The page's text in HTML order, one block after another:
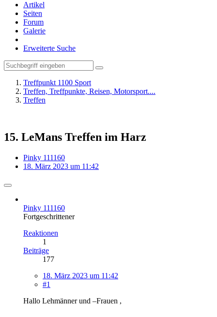
Artikel
Seiten
Forum
Galerie
Erweiterte Suche
Treffpunkt 1100 Sport
Treffen, Treffpunkte, Reisen, Motorsport....
Treffen
15. LeMans Treffen im Harz
Pinky 111160
18. März 2023 um 11:42
Pinky 111160
Fortgeschrittener
Reaktionen
1
Beiträge
177
18. März 2023 um 11:42
#1
Hallo Lehmänner und –Frauen ,